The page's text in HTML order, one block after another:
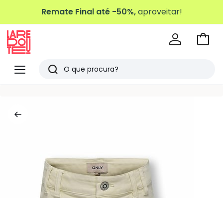
Remate Final até -50%,aproveitar!
Menu
Redoute
Pesquisar
Ir